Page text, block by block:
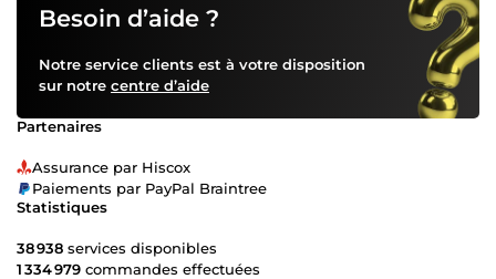
Besoin d’aide ?
Notre service clients est à votre disposition
sur notre centre d’aide
Partenaires
Assurance par Hiscox
Paiements par PayPal Braintree
Statistiques
38 938 services disponibles
1 334 979 commandes effectuées